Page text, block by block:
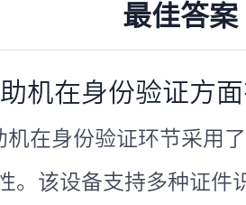
最佳答案
机在身份验证方
在身份验证环节采用
。该设备支持多种证件